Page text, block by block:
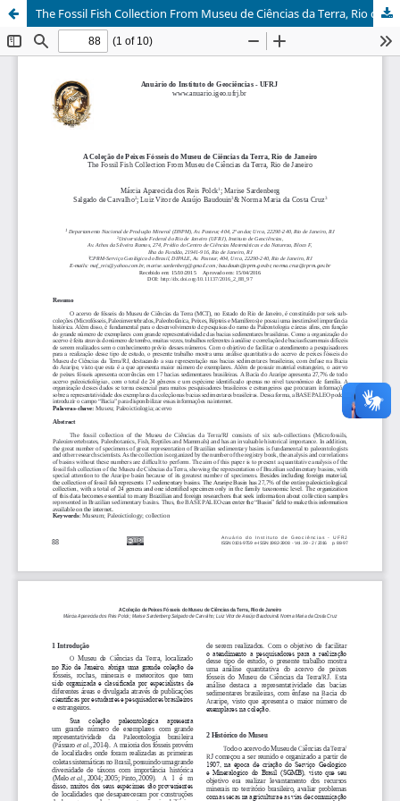
The Fossil Fish Collection From Museu de Ciências da Terra, Rio de Janeiro